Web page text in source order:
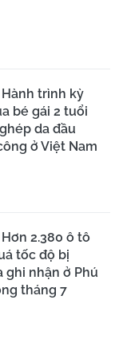
Hành trình kỳ
bé gái 2 tuổi
da đầu
ở Việt Nam
Hơn 2.380 ô tô
tốc độ bị
ghi nhận ở Phú
tháng 7